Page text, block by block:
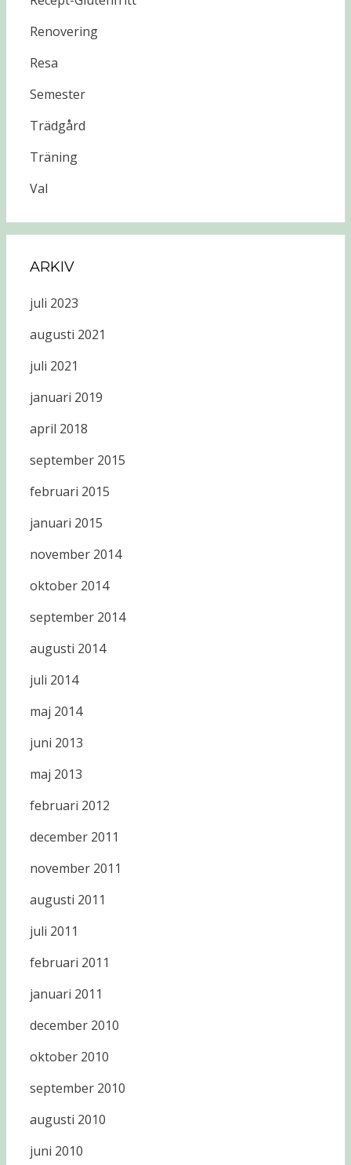
Renovering
Resa
Semester
Trädgård
Träning
Val
ARKIV
juli 2023
augusti 2021
juli 2021
januari 2019
april 2018
september 2015
februari 2015
januari 2015
november 2014
oktober 2014
september 2014
augusti 2014
juli 2014
maj 2014
juni 2013
maj 2013
februari 2012
december 2011
november 2011
augusti 2011
juli 2011
februari 2011
januari 2011
december 2010
oktober 2010
september 2010
augusti 2010
juni 2010